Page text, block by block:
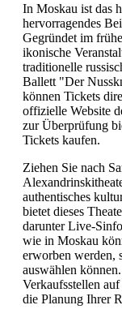
In Moskau ist das
hervorragendes
Gegründet im
ikonische
traditionelle
Ballett "Der
können Tickets
offizielle Website
zur Überprüfung
Tickets kaufen.
Ziehen Sie nach
authentisches
bietet dieses
darunter Live-
wie in Moskau
erworben werden,
auswählen
Verkaufsstellen
die Planung Ihrer